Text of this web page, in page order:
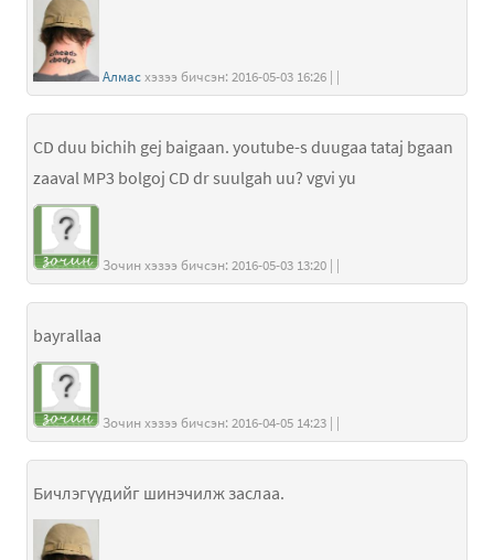
Алмас хэзээ бичсэн: 2016-05-03 16:26 | |
CD duu bichih gej baigaan. youtube-s duugaa tataj bgaan
zaaval MP3 bolgoj CD dr suulgah uu? vgvi yu
Зочин хэзээ бичсэн: 2016-05-03 13:20 | |
bayrallaa
Зочин хэзээ бичсэн: 2016-04-05 14:23 | |
Бичлэгүүдийг шинэчилж заслаа.